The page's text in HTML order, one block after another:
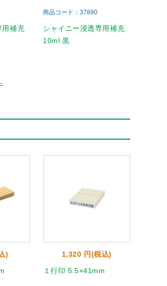
用補充
商品コード：37890
シャイニー浸透専用補充
10ml 黒
)
1,320 円(税込)
１行印 5.5×41mm